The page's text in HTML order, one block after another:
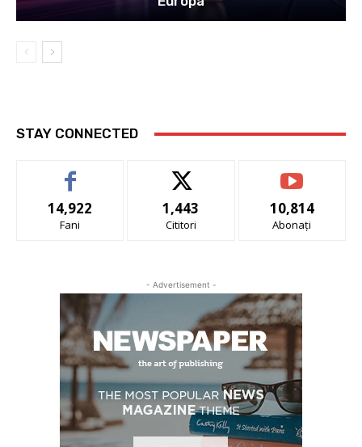
STAY CONNECTED
14,922
Fani
1,443
Cititori
10,814
Abonați
- Advertisement -